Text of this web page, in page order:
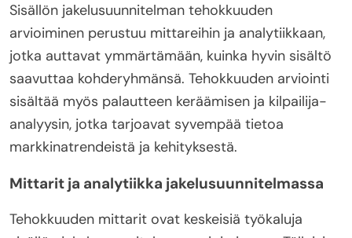
Sisällön jakelusuunnitelman tehokkuuden
arvioiminen perustuu mittareihin ja analytiikkaan,
jotka auttavat ymmärtämään, kuinka hyvin sisältö
saavuttaa kohderyhmänsä. Tehokkuuden arviointi
sisältää myös palautteen keräämisen ja kilpailija-
analyysin, jotka tarjoavat syvempää tietoa
markkinatrendeistä ja kehityksestä.
Mittarit ja analytiikka jakelusuunnitelmassa
Tehokkuuden mittarit ovat keskeisiä työkaluja